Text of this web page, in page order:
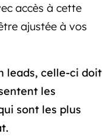
accès à cette
ajustée à vos
leads, celle-ci doit
les
sont les plus